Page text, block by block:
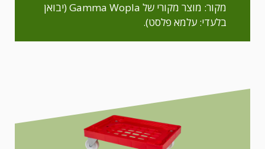
מקור: מוצר מקורי של Gamma Wopla (יבואן
בלעדי: עלמא פלסט).